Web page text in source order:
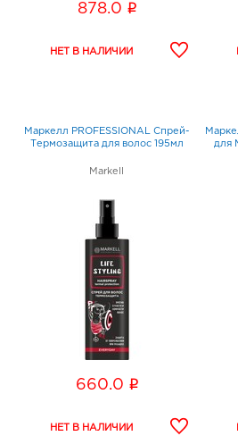
878.0 i
Маркелл PROFESSIONAL Cпрей-
Термозащита для волос 195мл
Markell
660.0 i
для